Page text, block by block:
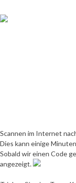
Scannen im Internet
Dies kann einige
Sobald wir einen Code
angezeigt.